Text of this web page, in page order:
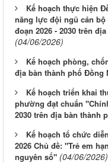
Kế hoạch thực hiện
năng lực đội ngũ cán
đoạn 2026 - 2030 trên
(04/06/2026)
Kế hoạch phòng,
địa bàn thành phố Đồng
Kế hoạch triển khai
phường đạt chuẩn
2030 trên địa bàn thành
Kế hoạch tổ chức
2026 Chủ đề: "Trẻ em
nguyên số" (04/06/2026)